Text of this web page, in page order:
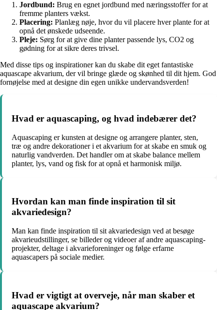
Jordbund: Brug en egnet jordbund med næringsstoffer for at
fremme planters vækst.
Placering: Planlæg nøje, hvor du vil placere hver plante for at
opnå det ønskede udseende.
Pleje: Sørg for at give dine planter passende lys, CO2 og
gødning for at sikre deres trivsel.
Med disse tips og inspirationer kan du skabe dit eget fantastiske
aquascape akvarium, der vil bringe glæde og skønhed til dit hjem. God
fornøjelse med at designe din egen unikke undervandsverden!
Hvad er aquascaping, og hvad indebærer det?
Aquascaping er kunsten at designe og arrangere planter, sten,
træ og andre dekorationer i et akvarium for at skabe en smuk og
naturlig vandverden. Det handler om at skabe balance mellem
planter, lys, vand og fisk for at opnå et harmonisk miljø.
Hvordan kan man finde inspiration til sit
akvariedesign?
Man kan finde inspiration til sit akvariedesign ved at besøge
akvarieudstillinger, se billeder og videoer af andre aquascaping-
projekter, deltage i akvarieforeninger og følge erfarne
aquascapers på sociale medier.
Hvad er vigtigt at overveje, når man skaber et
aquascape akvarium?